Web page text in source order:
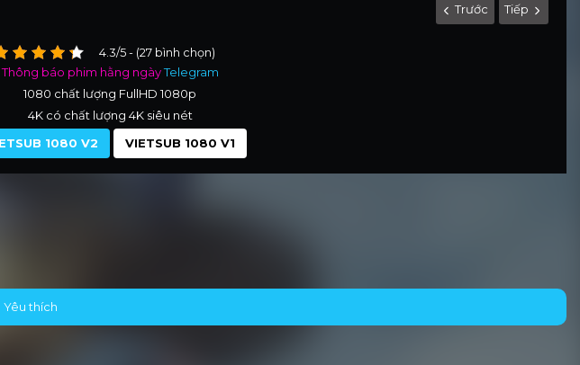
Trước Tiếp
4.3/5 - (27 bình chọn)
Thông báo phim hằng ngàyTelegram
1080 chất lượng FullHD 1080p
4K có chất lượng 4K siêu nét
1080 V2
VIETSUB 1080 V1
Yêu thích